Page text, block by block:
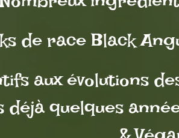
de race Black
aux évolutions
déjà quelques